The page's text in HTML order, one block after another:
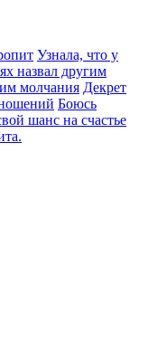
Узнала, что у
назвал другим
молчания Декрет
Боюсь
шанс на счастье